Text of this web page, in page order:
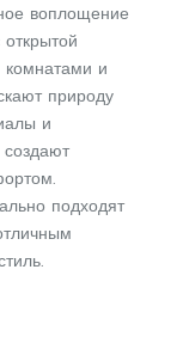
воплощение
и
природу
и
подходят